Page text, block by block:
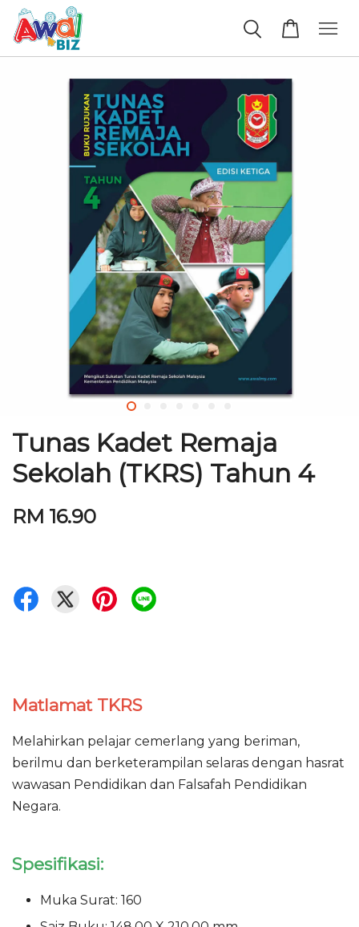
Tunas Kadet Remaja
Sekolah (TKRS) Tahun 4
RM 16.90
Matlamat TKRS
Melahirkan pelajar cemerlang yang beriman,
berilmu dan berketerampilan selaras dengan hasrat
wawasan Pendidikan dan Falsafah Pendidikan
Negara.
Spesifikasi:
Muka Surat: 160